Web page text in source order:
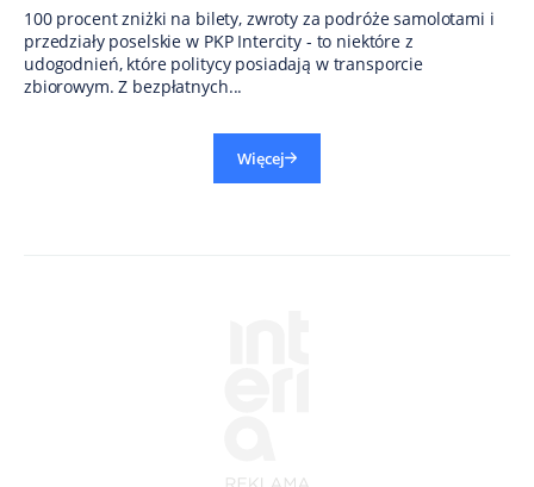
100 procent zniżki na bilety, zwroty za podróże samolotami i
przedziały poselskie w PKP Intercity - to niektóre z
udogodnień, które politycy posiadają w transporcie
zbiorowym. Z bezpłatnych...
Więcej